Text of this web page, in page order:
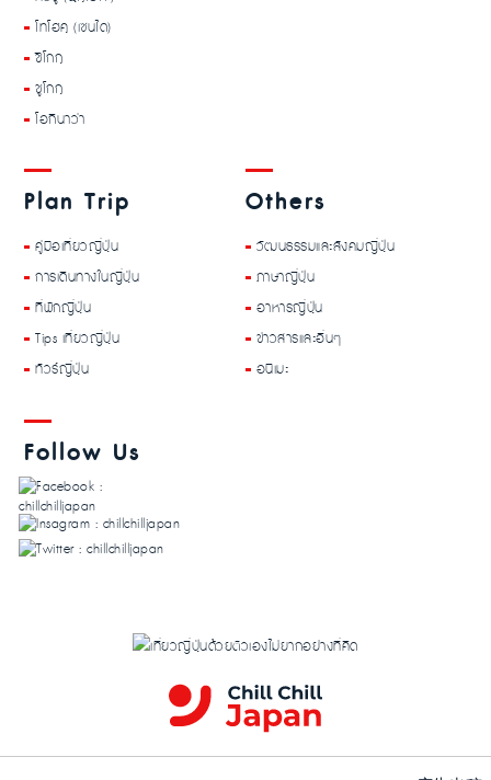
โทโฮคุ (เซนได)
ชิโกกุ
ชูโกกุ
โอกินาว่า
Plan Trip
คู่มือเที่ยวญี่ปุ่น
การเดินทางในญี่ปุ่น
ที่พักญี่ปุ่น
Tips เที่ยวญี่ปุ่น
ทัวร์ญี่ปุ่น
Others
วัฒนธรรมและสังคมญี่ปุ่น
ภาษาญี่ปุ่น
อาหารญี่ปุ่น
ข่าวสารและอื่นๆ
อนิเมะ
Follow Us